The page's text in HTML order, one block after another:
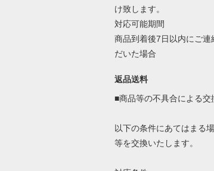
け致します。
対応可能期間
商品到着後7日以内にご連
だいた場合
返品送料
■商品等の不具合による交
以下の条件にあてはまる
等を交換いたします。